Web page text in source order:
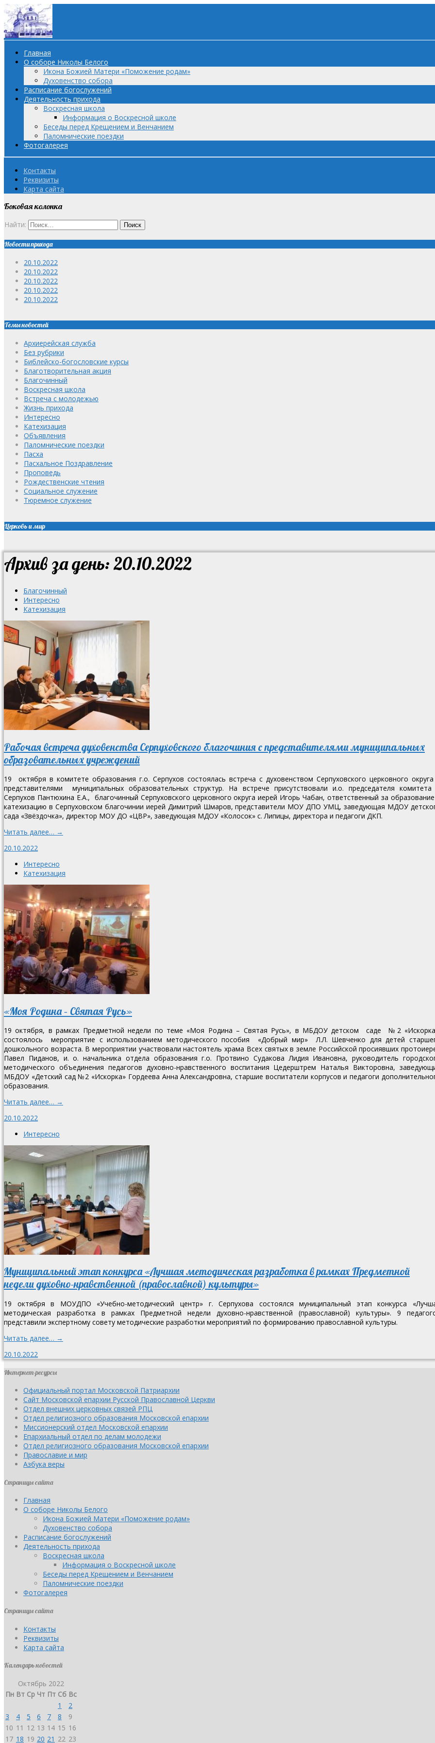
Главная
О соборе Николы Белого
Икона Божией Матери «Поможение родам»
Духовенство собора
Расписание богослужений
Деятельность прихода
Воскресная школа
Информация о Воскресной школе
Беседы перед Крещением и Венчанием
Паломнические поездки
Фотогалерея
Контакты
Реквизиты
Карта сайта
Боковая колонка
Найти:
Новости прихода
20.10.2022
20.10.2022
20.10.2022
20.10.2022
20.10.2022
Темы новостей
Архиерейская служба
Без рубрики
Библейско-богословские курсы
Благотворительная акция
Благочинный
Воскресная школа
Встреча с молодежью
Жизнь прихода
Интересно
Катехизация
Объявления
Паломнические поездки
Пасха
Пасхальное Поздравление
Проповедь
Рождественские чтения
Социальное служение
Тюремное служение
Церковь и мир
Архив за день: 20.10.2022
Благочинный
Интересно
Катехизация
Рабочая встреча духовенства Серпуховского благочиния с представителями муниципальных
образовательных учреждений
19 октября в комитете образования г.о. Серпухов состоялась встреча с духовенством Серпуховского церковного
представителями муниципальных образовательных структур. На встрече присутствовали и.о. председателя комитета
Серпухов Пантюхина Е.А., благочинный Серпуховского церковного округа иерей Игорь Чабан, ответственный за
катехизацию в Серпуховском благочинии иерей Димитрий Шмаров, представители МОУ ДПО УМЦ, заведующая МДОУ
сада «Звёздочка», директор МОУ ДО «ЦВР», заведующая МДОУ «Колосок» с. Липицы, директора и педагоги ДКП.
Читать далее… →
20.10.2022
Интересно
Катехизация
«Моя Родина – Святая Русь»
19 октября, в рамках Предметной недели по теме «Моя Родина – Святая Русь», в МБДОУ детском саде №2
состоялось мероприятие с использованием методического пособия «Добрый мир» Л.Л. Шевченко для детей
дошкольного возраста. В мероприятии участвовали настоятель храма Всех святых в земле Российской просиявших
Павел Пиданов, и. о. начальника отдела образования г.о. Протвино Судакова Лидия Ивановна, руководитель
методического объединения педагогов духовно-нравственного воспитания Цедерштрем Наталья Викторовна,
МБДОУ «Детский сад №2 «Искорка» Гордеева Анна Александровна, старшие воспитатели корпусов и педагоги
образования.
Читать далее… →
20.10.2022
Интересно
Муниципальный этап конкурса «Лучшая методическая разработка в рамках Предметной
недели духовно-нравственной (православной) культуры»
19 октября в МОУДПО «Учебно-методический центр» г. Серпухова состоялся муниципальный этап конкурса
методическая разработка в рамках Предметной недели духовно-нравственной (православной) культуры». 9
представили экспертному совету методические разработки мероприятий по формированию православной культуры.
Читать далее… →
20.10.2022
Интернет-ресурсы
Официальный портал Московской Патриархии
Сайт Московской епархии Русской Православной Церкви
Отдел внешних церковных связей РПЦ
Отдел религиозного образования Московской епархии
Миссионерский отдел Московской епархии
Епархиальный отдел по делам молодежи
Отдел религиозного образования Московской епархии
Православие и мир
Азбука веры
Страницы сайта
Главная
О соборе Николы Белого
Икона Божией Матери «Поможение родам»
Духовенство собора
Расписание богослужений
Деятельность прихода
Воскресная школа
Информация о Воскресной школе
Беседы перед Крещением и Венчанием
Паломнические поездки
Фотогалерея
Страницы сайта
Контакты
Реквизиты
Карта сайта
Календарь новостей
Октябрь 2022
Пн Вт Ср Чт Пт Сб Вс
1
2
3
4 5 6 7 8
9
10 11 12 13 14 15 16
17 18 19 20 21 22 23